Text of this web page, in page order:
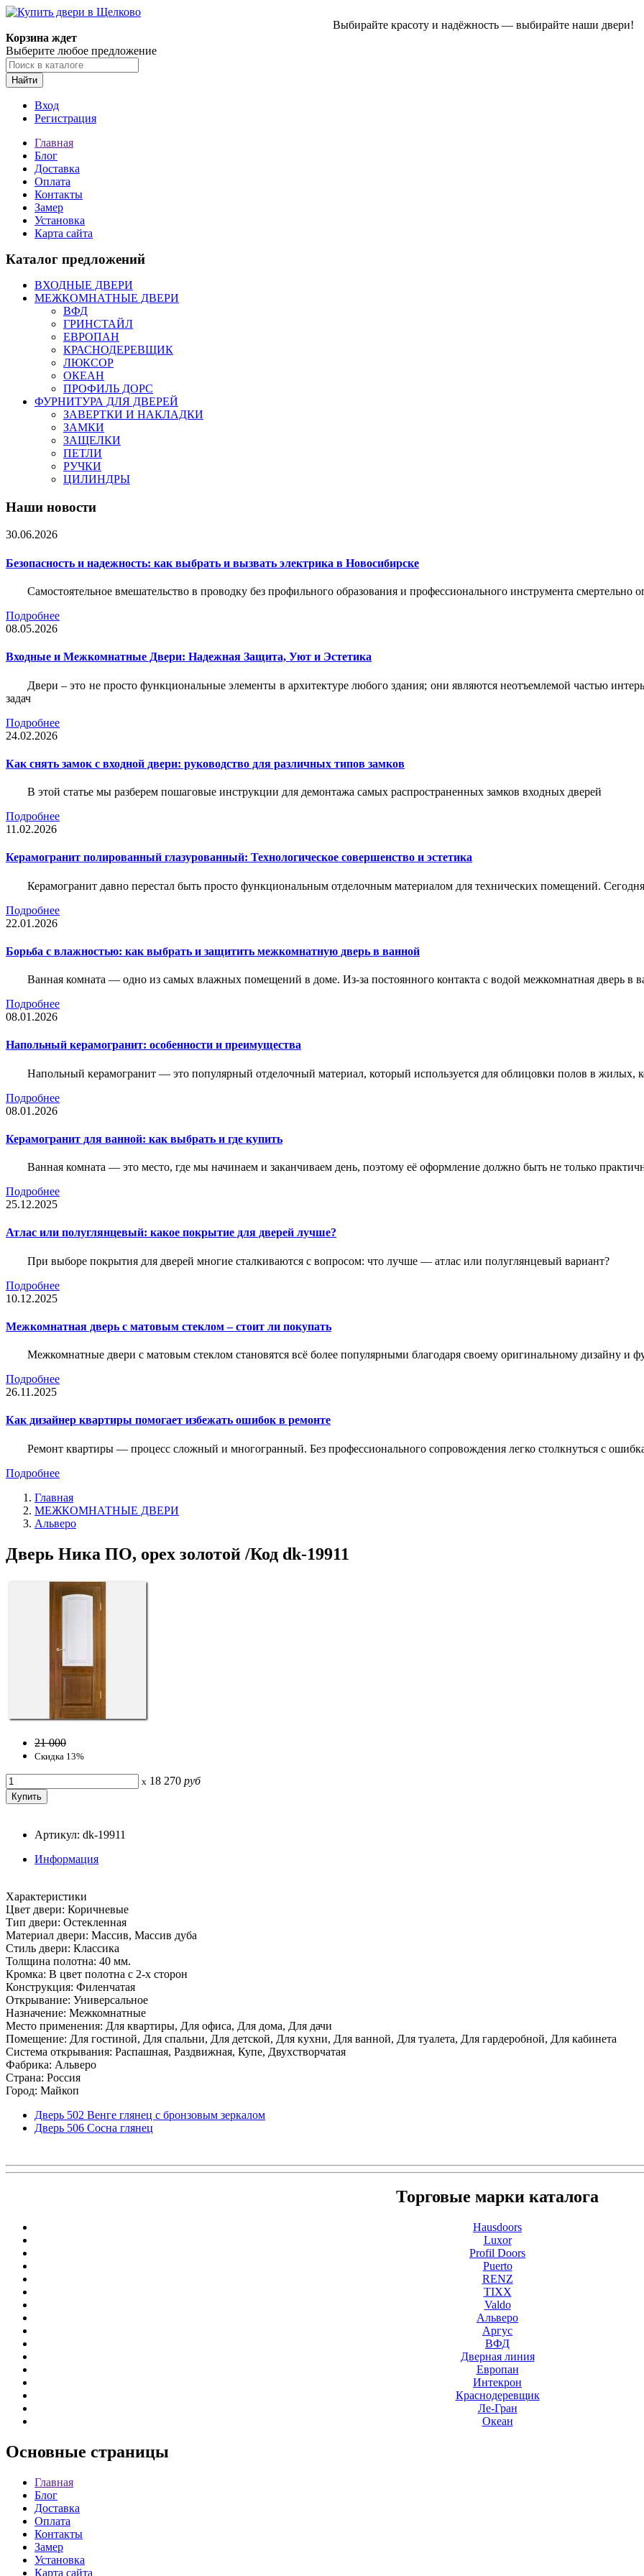
Выбирайте красоту и надёжность — выбирайте наши двери!
Корзина ждет
Выберите любое предложение
Найти
Вход
Регистрация
Главная
Блог
Доставка
Оплата
Контакты
Замер
Установка
Карта сайта
Каталог предложений
ВХОДНЫЕ ДВЕРИ
МЕЖКОМНАТНЫЕ ДВЕРИ
ВФД
ГРИНСТАЙЛ
ЕВРОПАН
КРАСНОДЕРЕВЩИК
ЛЮКСОР
ОКЕАН
ПРОФИЛЬ ДОРС
ФУРНИТУРА ДЛЯ ДВЕРЕЙ
ЗАВЕРТКИ И НАКЛАДКИ
ЗАМКИ
ЗАЩЕЛКИ
ПЕТЛИ
РУЧКИ
ЦИЛИНДРЫ
Наши новости
30.06.2026
Безопасность и надежность: как выбрать и вызвать электрика в Новосибирске
Самостоятельное вмешательство в проводку без профильного образования и профессионального инструмента смертельно
Подробнее
08.05.2026
Входные и Межкомнатные Двери: Надежная Защита, Уют и Эстетика
Двери – это не просто функциональные элементы в архитектуре любого здания; они являются неотъемлемой частью
задач
Подробнее
24.02.2026
Как снять замок с входной двери: руководство для различных типов замков
В этой статье мы разберем пошаговые инструкции для демонтажа самых распространенных замков входных дверей
Подробнее
11.02.2026
Керамогранит полированный глазурованный: Технологическое совершенство и эстетика
Керамогранит давно перестал быть просто функциональным отделочным материалом для технических помещений.
Подробнее
22.01.2026
Борьба с влажностью: как выбрать и защитить межкомнатную дверь в ванной
Ванная комната — одно из самых влажных помещений в доме. Из-за постоянного контакта с водой межкомнатная дверь в
Подробнее
08.01.2026
Напольный керамогранит: особенности и преимущества
Напольный керамогранит — это популярный отделочный материал, который используется для облицовки полов в
Подробнее
08.01.2026
Керамогранит для ванной: как выбрать и где купить
Ванная комната — это место, где мы начинаем и заканчиваем день, поэтому её оформление должно быть не только
Подробнее
25.12.2025
Атлас или полуглянцевый: какое покрытие для дверей лучше?
При выборе покрытия для дверей многие сталкиваются с вопросом: что лучше — атлас или полуглянцевый вариант?
Подробнее
10.12.2025
Межкомнатная дверь с матовым стеклом – стоит ли покупать
Межкомнатные двери с матовым стеклом становятся всё более популярными благодаря своему оригинальному дизайну и
Подробнее
26.11.2025
Как дизайнер квартиры помогает избежать ошибок в ремонте
Ремонт квартиры — процесс сложный и многогранный. Без профессионального сопровождения легко столкнуться с
Подробнее
Главная
МЕЖКОМНАТНЫЕ ДВЕРИ
Альверо
Дверь Ника ПО, орех золотой /Код dk-19911
21 000
Скидка 13%
x 18 270 руб
Артикул: dk-19911
Информация
Характеристики
Цвет двери: Коричневые
Тип двери: Остекленная
Материал двери: Массив, Массив дуба
Стиль двери: Классика
Толщина полотна: 40 мм.
Кромка: В цвет полотна с 2-х сторон
Конструкция: Филенчатая
Открывание: Универсальное
Назначение: Межкомнатные
Место применения: Для квартиры, Для офиса, Для дома, Для дачи
Помещение: Для гостиной, Для спальни, Для детской, Для кухни, Для ванной, Для туалета, Для гардеробной, Для кабинета
Система открывания: Распашная, Раздвижная, Купе, Двухстворчатая
Фабрика: Альверо
Страна: Россия
Город: Майкоп
Дверь 502 Венге глянец с бронзовым зеркалом
Дверь 506 Сосна глянец
Торговые марки каталога
Hausdoors
Luxor
Profil Doors
Puerto
RENZ
TIXX
Valdo
Альверо
Аргус
ВФД
Дверная линия
Европан
Интекрон
Краснодеревщик
Ле-Гран
Океан
Основные страницы
Главная
Блог
Доставка
Оплата
Контакты
Замер
Установка
Карта сайта